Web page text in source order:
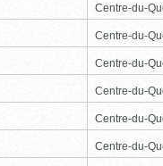
Centre-du-
Centre-du-
Centre-du-
Centre-du-
Centre-du-
Centre-du-